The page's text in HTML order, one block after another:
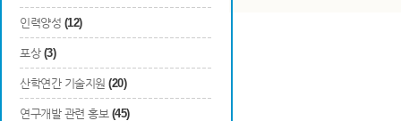
인력양성 (12)
포상 (3)
산학연간 기술지원 (20)
연구개발 관련 홍보 (45)